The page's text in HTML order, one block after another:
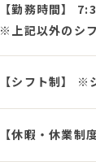
【勤務時間】
※上記以外のシ
【シフト制】 ※
【休暇・休業